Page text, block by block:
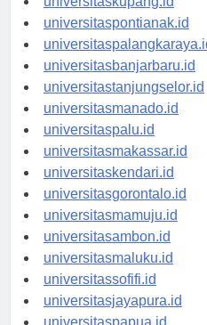
universitaskupang.id
universitaspontianak.id
universitaspalangkaraya.id
universitasbanjarbaru.id
universitastanjungselor.id
universitasmanado.id
universitaspalu.id
universitasmakassar.id
universitaskendari.id
universitasgorontalo.id
universitasmamuju.id
universitasambon.id
universitasmaluku.id
universitassofifi.id
universitasjayapura.id